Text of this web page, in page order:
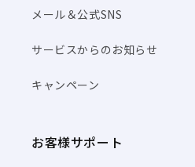
メール＆公式SNS
サービスからのお知らせ
キャンペーン
お客様サポート